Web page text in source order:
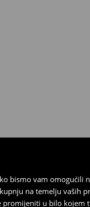
bismo vam
na temelju vaših
u bilo kojem